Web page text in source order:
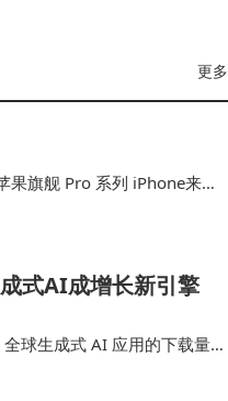
倍。
超5万辆的交付量下降了2
新老切换阶段，本月主力
车的市场竞争力。
更多
果旗舰 Pro 系列 iPhone来
式AI成增长新引擎
球生成式 AI 应用的下载量达